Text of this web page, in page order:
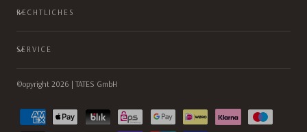
RECHTLICHES
SERVICE
©opyright 2026 | TATES GmbH
Zahlungsmethoden